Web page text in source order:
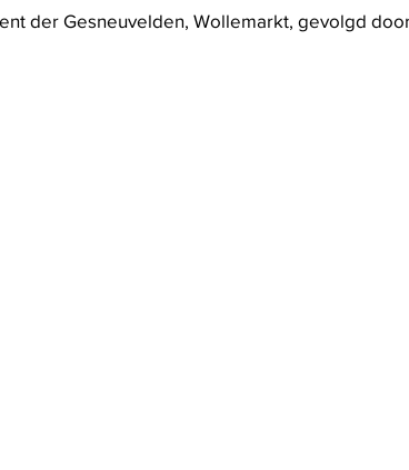
der Gesneuvelden, Wollemarkt, gevolgd